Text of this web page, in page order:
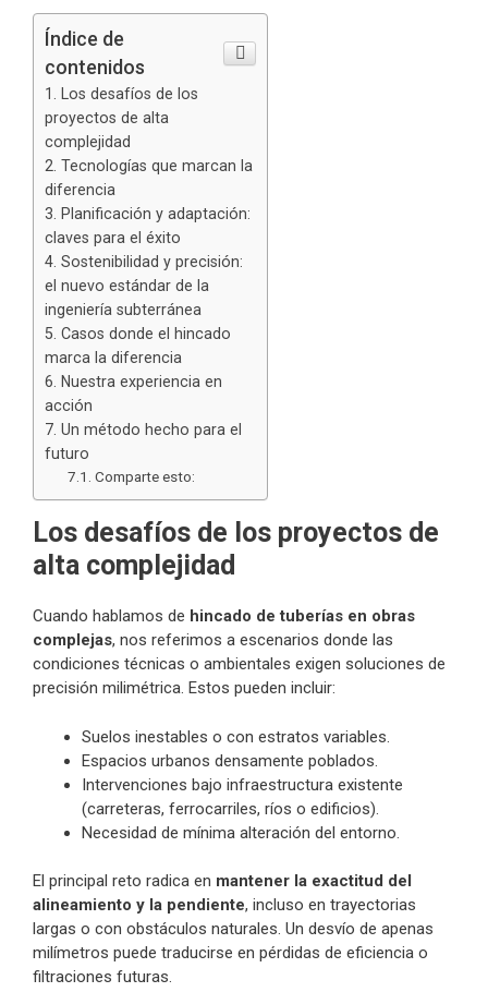
Índice de
contenidos
Los desafíos de los
proyectos de alta
complejidad
Tecnologías que marcan la
diferencia
Planificación y adaptación:
claves para el éxito
Sostenibilidad y precisión:
el nuevo estándar de la
ingeniería subterránea
Casos donde el hincado
marca la diferencia
Nuestra experiencia en
acción
Un método hecho para el
futuro
Comparte esto:
Los desafíos de los proyectos de
alta complejidad
Cuando hablamos de hincado de tuberías en obras
complejas, nos referimos a escenarios donde las
condiciones técnicas o ambientales exigen soluciones de
precisión milimétrica. Estos pueden incluir:
Suelos inestables o con estratos variables.
Espacios urbanos densamente poblados.
Intervenciones bajo infraestructura existente
(carreteras, ferrocarriles, ríos o edificios).
Necesidad de mínima alteración del entorno.
El principal reto radica en mantener la exactitud del
alineamiento y la pendiente, incluso en trayectorias
largas o con obstáculos naturales. Un desvío de apenas
milímetros puede traducirse en pérdidas de eficiencia o
filtraciones futuras.